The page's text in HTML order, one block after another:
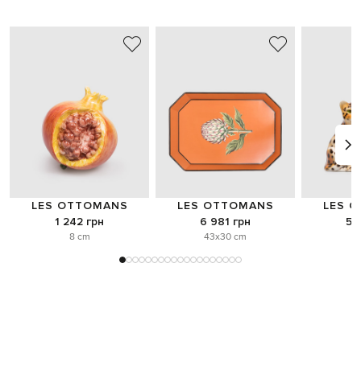
LES OTTOMANS
1 242 грн
8 cm
LES OTTOMANS
6 981 грн
43x30 cm
LES
5